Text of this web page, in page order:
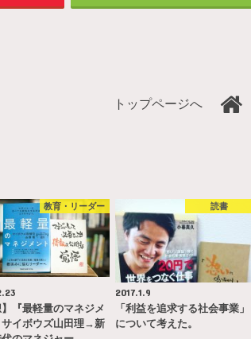
トップページへ
教育・リーダー
】『最軽量のマネジメ
サイボウズ山田理→新
読書
2017.1.9
「利益を追求する社会事業」
について考えた。